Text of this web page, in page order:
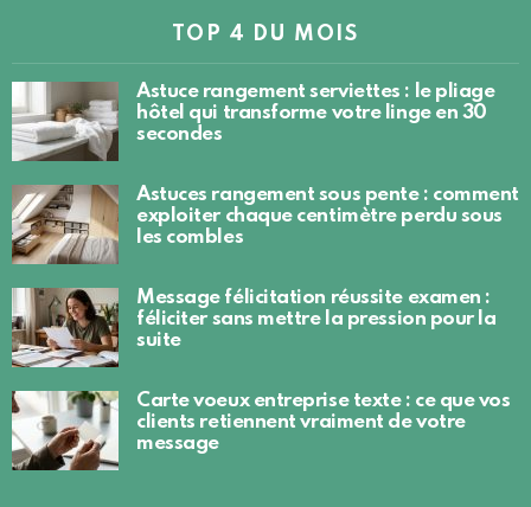
TOP 4 DU MOIS
Astuce rangement serviettes : le pliage
hôtel qui transforme votre linge en 30
secondes
Astuces rangement sous pente : comment
exploiter chaque centimètre perdu sous
les combles
Message félicitation réussite examen :
féliciter sans mettre la pression pour la
suite
Carte voeux entreprise texte : ce que vos
clients retiennent vraiment de votre
message